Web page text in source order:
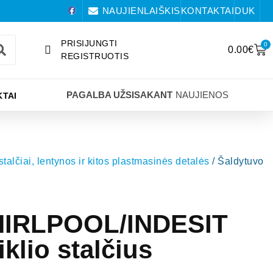
NAUJIENLAIŠKISKONTAKTAIDUK
PRISIJUNGTI
REGISTRUOTIS
0.00€
0
PAGALBA UŽSISAKANT NAUJIENOS
lentynos ir kitos plastmasinės detalės / Šaldytuvo
INDESIT
stalčius